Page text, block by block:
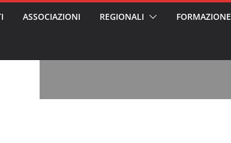
l’analisi di
per gli oss?”
partecipazione
abusi
ASSOCIAZIONI REGIONALI FORMAZIONE